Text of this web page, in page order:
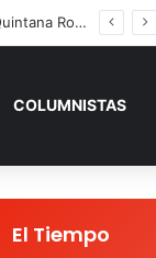
Verano”
COLUMNISTAS
El Tiempo